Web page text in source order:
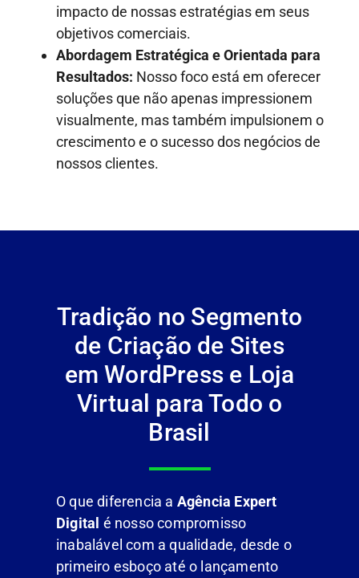
impacto de nossas estratégias em seus
objetivos comerciais.
Abordagem Estratégica e Orientada para
Resultados: Nosso foco está em oferecer
soluções que não apenas impressionem
visualmente, mas também impulsionem o
crescimento e o sucesso dos negócios de
nossos clientes.
Tradição no Segmento
de Criação de Sites
em WordPress e Loja
Virtual para Todo o
Brasil
O que diferencia a Agência Expert
Digital é nosso compromisso
inabalável com a qualidade, desde o
primeiro esboço até o lançamento